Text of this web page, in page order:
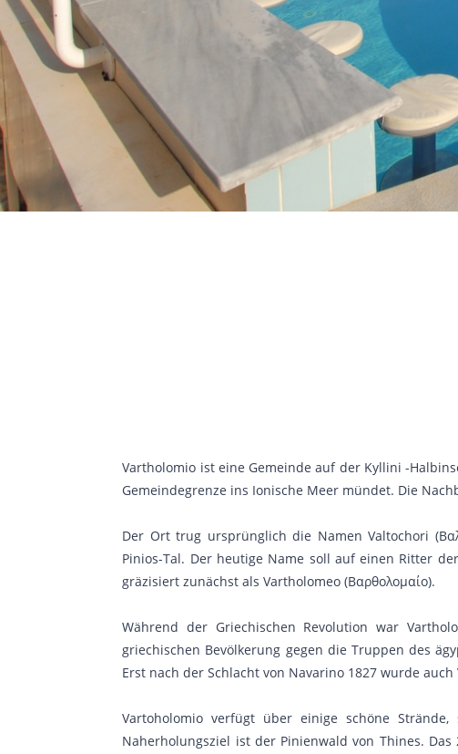
Vartholomio ist eine Gemeinde auf der Kyllini -
Gemeindegrenze ins Ionische Meer mündet. Die
Der Ort trug ursprünglich die Namen Valtochori
Pinios-Tal. Der heutige Name soll auf einen Ritter
gräzisiert zunächst als Vartholomeo (Βαρθολομαίο).
Während der Griechischen Revolution war
griechischen Bevölkerung gegen die Truppen des
Erst nach der Schlacht von Navarino 1827 wurde
Vartoholomio verfügt über einige schöne
Naherholungsziel ist der Pinienwald von Thines.